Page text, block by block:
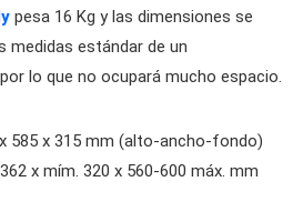
pesa 16 Kg y las dimensiones se
medidas estándar de un
lo que no ocupará mucho espacio.
585 x 315 mm (alto-ancho-fondo)
x mím. 320 x 560-600 máx. mm